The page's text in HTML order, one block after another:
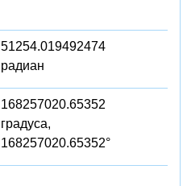
51254.019492474
радиан
168257020.65352
градуса,
168257020.65352°